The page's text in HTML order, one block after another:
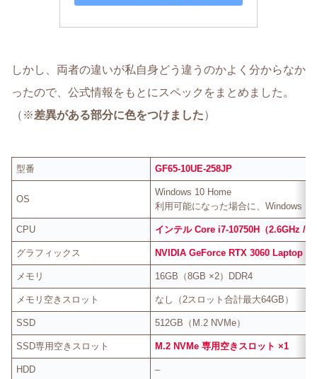
しかし、両者の違いが私自身どう違うのかよく分からなか
ったので、公式情報をもとにスペックをまとめました。
（※差異がある部分に色をつけました）
型番 GF65-10UE-258JP
OS
Windows 10 Home
利用可能になった場合に、Windows
CPU インテル Core i7-10750H（2.6GHz /
グラフィックス NVIDIA GeForce RTX 3060 Laptop
メモリ 16GB（8GB ×2）DDR4
メモリ空きスロット なし（2スロット合計最大64GB）
SSD 512GB（M.2 NVMe）
SSD専用空きスロット M.2 NVMe 専用空きスロット ×1
HDD –